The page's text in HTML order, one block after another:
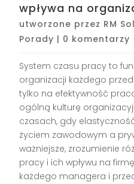
wpływa na
utworzone przez RM
Porady | 0 komentarzy
System czasu pracy to
organizacji każdego
tylko na efektywność
ogólną kulturę
czasach, gdy
życiem zawodowym a
ważniejsze, zrozumienie
pracy i ich wpływu na
każdego managera i